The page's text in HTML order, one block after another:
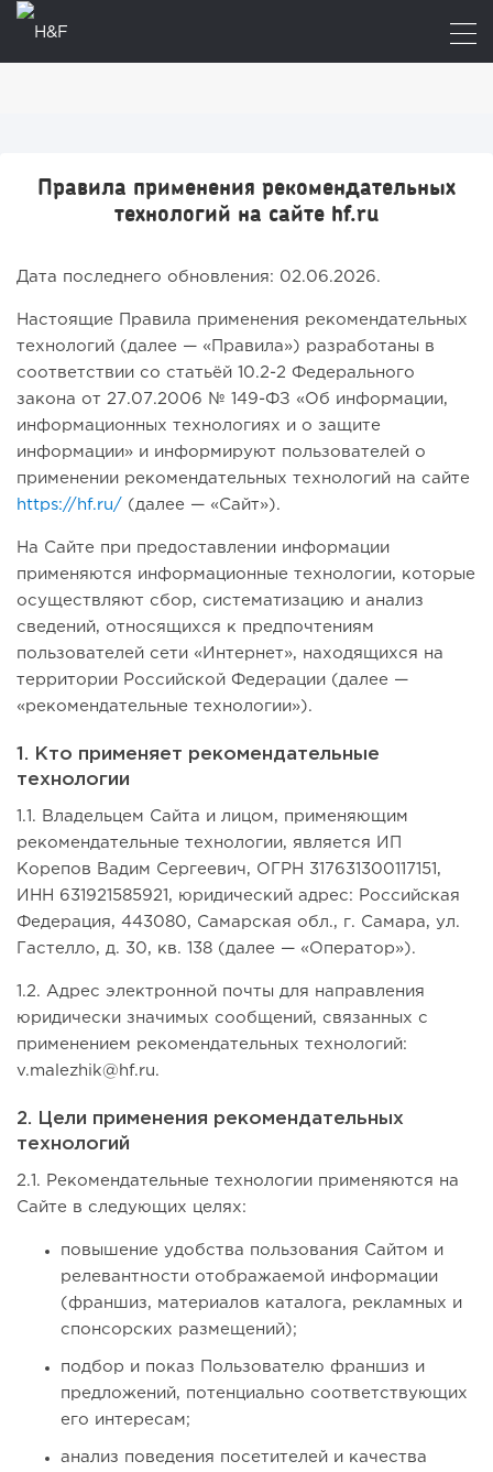
Правила применения рекомендательных
технологий на сайте hf.ru
Дата последнего обновления: 02.06.2026.
Настоящие Правила применения рекомендательных
технологий (далее — «Правила») разработаны в
соответствии со статьёй 10.2-2 Федерального
закона от 27.07.2006 № 149-ФЗ «Об информации,
информационных технологиях и о защите
информации» и информируют пользователей о
применении рекомендательных технологий на сайте
https://hf.ru/ (далее — «Сайт»).
На Сайте при предоставлении информации
применяются информационные технологии, которые
осуществляют сбор, систематизацию и анализ
сведений, относящихся к предпочтениям
пользователей сети «Интернет», находящихся на
территории Российской Федерации (далее —
«рекомендательные технологии»).
1. Кто применяет рекомендательные
технологии
1.1. Владельцем Сайта и лицом, применяющим
рекомендательные технологии, является ИП
Корепов Вадим Сергеевич, ОГРН 317631300117151,
ИНН 631921585921, юридический адрес: Российская
Федерация, 443080, Самарская обл., г. Самара, ул.
Гастелло, д. 30, кв. 138 (далее — «Оператор»).
1.2. Адрес электронной почты для направления
юридически значимых сообщений, связанных с
применением рекомендательных технологий:
v.malezhik@hf.ru.
2. Цели применения рекомендательных
технологий
2.1. Рекомендательные технологии применяются на
Сайте в следующих целях:
повышение удобства пользования Сайтом и
релевантности отображаемой информации
(франшиз, материалов каталога, рекламных и
спонсорских размещений);
подбор и показ Пользователю франшиз и
предложений, потенциально соответствующих
его интересам;
анализ поведения посетителей и качества